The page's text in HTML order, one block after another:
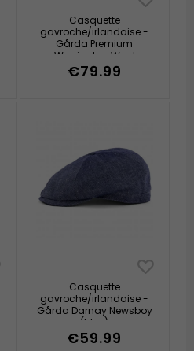
Casquette
gavroche/irlandaise -
Gårda Premium
Warrington Wool
Sixpence (bleu)
€79.99
Casquette
gavroche/irlandaise -
Gårda Darnay Newsboy
(bleu)
€59.99